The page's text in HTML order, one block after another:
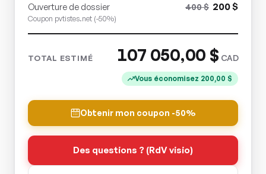
Ouverture de dossier
Coupon pvtistes.net (-50%)
400$ 200$
TOTAL ESTIMÉ 107 050,00 $ CAD
Vous économisez 200,00 $
Obtenir mon coupon -50%
Des questions ? (RdV visio)